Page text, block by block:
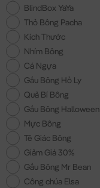
BlindBox YaYa
Thỏ Bông Pacha
Kích Thước
Nhím Bông
Cá Ngựa
Gấu Bông Hồ Ly
Quả Bí Bông
Gấu Bông Halloween
Mực Bông
Tê Giác Bông
Giảm Giá 30%
Gấu Bông Mr Bean
Công chúa Elsa